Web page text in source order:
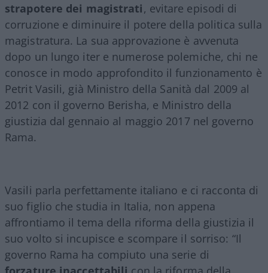
strapotere dei magistrati, evitare episodi di
corruzione e diminuire il potere della politica sulla
magistratura. La sua approvazione è avvenuta
dopo un lungo iter e numerose polemiche, chi ne
conosce in modo approfondito il funzionamento è
Petrit Vasili, già Ministro della Sanità dal 2009 al
2012 con il governo Berisha, e Ministro della
giustizia dal gennaio al maggio 2017 nel governo
Rama.
Vasili parla perfettamente italiano e ci racconta di
suo figlio che studia in Italia, non appena
affrontiamo il tema della riforma della giustizia il
suo volto si incupisce e scompare il sorriso: “Il
governo Rama ha compiuto una serie di